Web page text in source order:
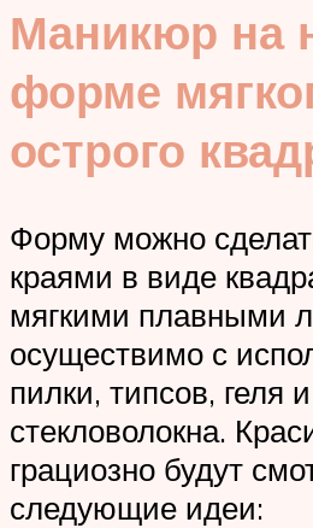
Маникюр на
форме
острого
Форму можно
краями в виде
мягкими плавными
осуществимо с
пилки, типсов, геля
стекловолокна.
грациозно будут
следующие идеи: